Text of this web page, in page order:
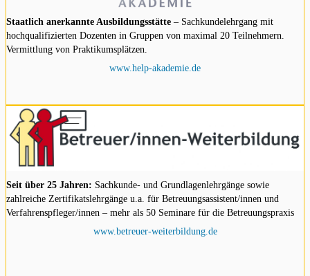
Staatlich anerkannte Ausbildungsstätte – Sachkundelehrgang mit
hochqualifizierten Dozenten in Gruppen von maximal 20 Teilnehmern.
Vermittlung von Praktikumsplätzen.
www.help-akademie.de
Seit über 25 Jahren: Sachkunde- und Grundlagenlehrgänge sowie
zahlreiche Zertifikatslehrgänge u.a. für Betreuungsassistent/innen und
Verfahrenspfleger/innen – mehr als 50 Seminare für die Betreuungspraxis
www.betreuer-weiterbildung.de